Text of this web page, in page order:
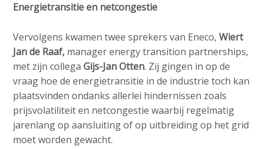
Energietransitie en netcongestie
Vervolgens kwamen twee sprekers van Eneco,Wiert
Jan de Raaf, manager energy transition partnerships,
met zijn collegaGijs-Jan Otten. Zij gingen in op de
vraag hoe de energietransitie in de industrie toch kan
plaatsvinden ondanks allerlei hindernissen zoals
prijsvolatiliteit en netcongestie waarbij regelmatig
jarenlang op aansluiting of op uitbreiding op het grid
moet worden gewacht.